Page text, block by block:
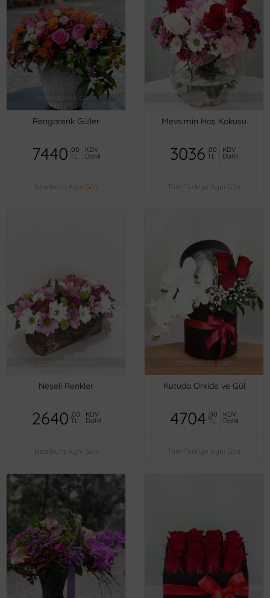
Rengarenk Güller
7440 ,00
TL
KDV
Dahil
İstanbul'a Aynı Gün
Mevsimin Hoş Kokusu
3036 ,00
TL
KDV
Dahil
Tüm Türkiye Aynı Gün
Neşeli Renkler
2640 ,00
TL
KDV
Dahil
İstanbul'a Aynı Gün
Kutuda Orkide ve Gül
4704 ,00
TL
KDV
Dahil
Tüm Türkiye Aynı Gün